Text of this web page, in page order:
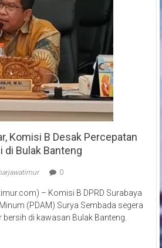
Komisi B Desak Percepatan
di Bulak Banteng
0
– Komisi B DPRD Surabaya
(PDAM) Surya Sembada segera
di kawasan Bulak Banteng.